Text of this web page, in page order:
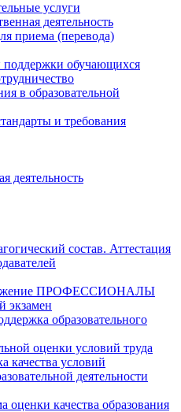
услуги
деятельность
приема (перевода)
обучающихся
в образовательной
и требования
деятельность
состав. Аттестация
ПРОФЕССИОНАЛЫ
экзамен
образовательного
оценки условий труда
качества условий
деятельности
оценки качества образования